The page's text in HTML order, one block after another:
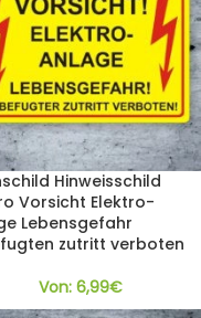
Hinweisschild
Vorsicht Elektro-
Lebensgefahr
zutritt verboten
Von: 6,99€